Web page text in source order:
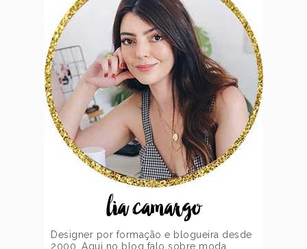
lia camargo
Designer por formação e blogueira desde
2000. Aqui no blog falo sobre moda,